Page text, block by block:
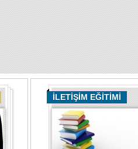
İLETİŞİM EĞİTİMİ